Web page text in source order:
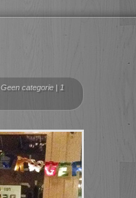
Geen categorie | 1